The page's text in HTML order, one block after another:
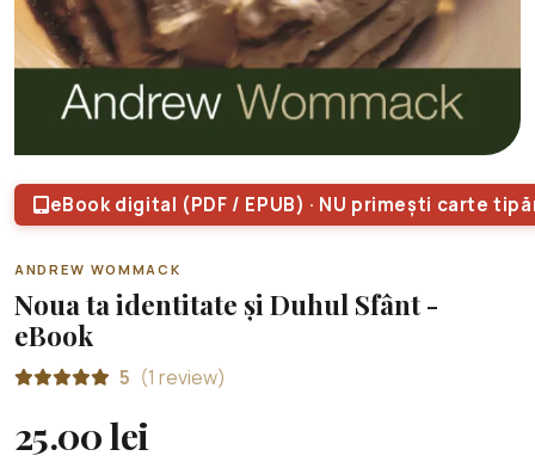
eBook digital (PDF / EPUB) · NU primești carte
ANDREW WOMMACK
Noua ta identitate și Duhul Sfânt -
eBook
5 (1 review)
25.00 lei